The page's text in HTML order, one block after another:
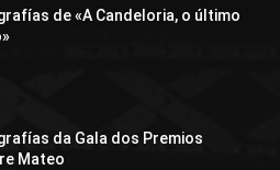
de «A Candeloria, o último
da Gala dos Premios
Mateo